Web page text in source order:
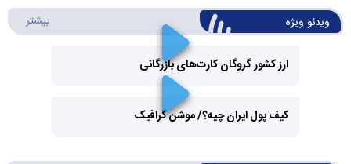
ویدئو ویژه بیشتر
ارز کشور گروگان کارت‌های بازرگانی
کیف پول ایران چیه؟/ موشن گرافیک